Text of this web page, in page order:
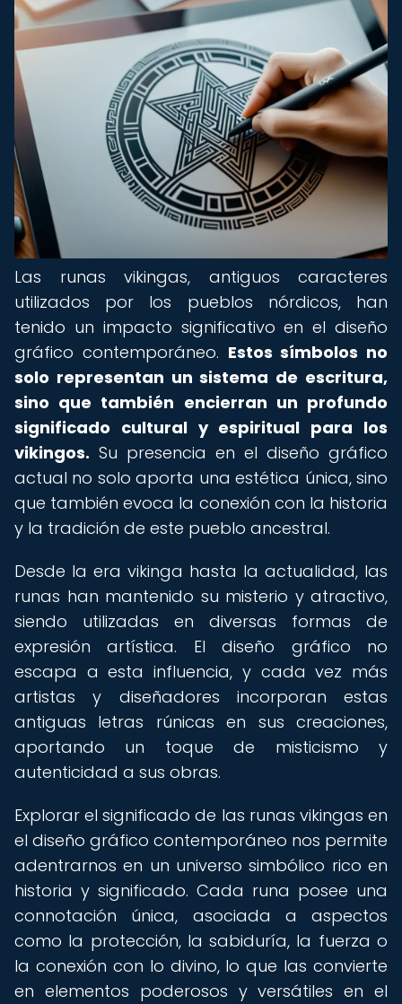
Las runas vikingas, antiguos caracteres
utilizados por los pueblos nórdicos, han
tenido un impacto significativo en el diseño
gráfico contemporáneo. Estos símbolos no
solo representan un sistema de escritura,
sino que también encierran un profundo
significado cultural y espiritual para los
vikingos. Su presencia en el diseño gráfico
actual no solo aporta una estética única, sino
que también evoca la conexión con la historia
y la tradición de este pueblo ancestral.
Desde la era vikinga hasta la actualidad, las
runas han mantenido su misterio y atractivo,
siendo utilizadas en diversas formas de
expresión artística. El diseño gráfico no
escapa a esta influencia, y cada vez más
artistas y diseñadores incorporan estas
antiguas letras rúnicas en sus creaciones,
aportando un toque de misticismo y
autenticidad a sus obras.
Explorar el significado de las runas vikingas en
el diseño gráfico contemporáneo nos permite
adentrarnos en un universo simbólico rico en
historia y significado. Cada runa posee una
connotación única, asociada a aspectos
como la protección, la sabiduría, la fuerza o
la conexión con lo divino, lo que las convierte
en elementos poderosos y versátiles en el